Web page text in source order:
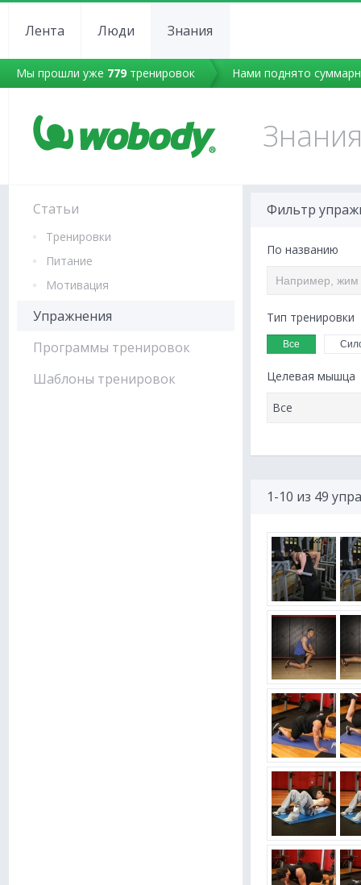
Лента Люди Знания
Мы прошли уже 779тренировок Нами поднято
Статьи
Тренировки
Питание
Мотивация
Упражнения
Программы тренировок
Шаблоны тренировок
Фильтр
По названию
Тип тренировки
Все
Целевая мышца
1-10 из 49